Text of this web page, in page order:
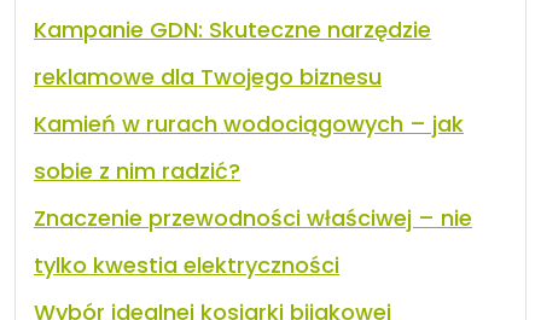
Kampanie GDN: Skuteczne narzędzie
reklamowe dla Twojego biznesu
Kamień w rurach wodociągowych – jak
sobie z nim radzić?
Znaczenie przewodności właściwej – nie
tylko kwestia elektryczności
Wybór idealnej kosiarki bijakowej